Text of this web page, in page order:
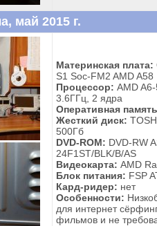
май 2015 г.
Материнская плата:
S1 Soc-FM2 AMD A58
Процессор: AMD
3.6ГГц, 2 ядра
Оперативная
Жесткий диск:
500Гб
DVD-ROM: DVD-RW
24F1ST/BLK/B/AS
Видеокарта: AMD
Блок питания: FSP
Кард-ридер: нет
Особенности:
для интернет
фильмов и не